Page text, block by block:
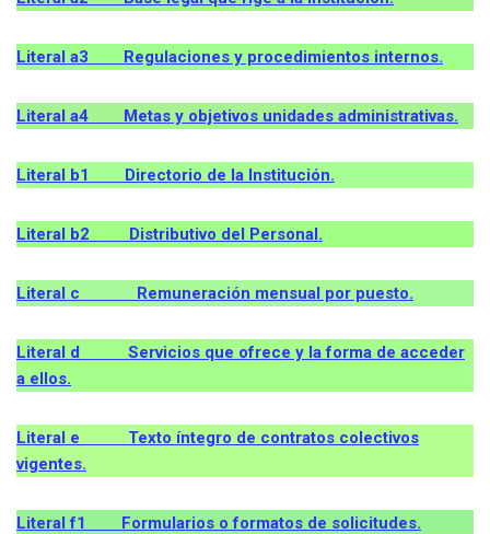
Literal a3 Regulaciones y procedimientos internos.
Literal a4 Metas y objetivos unidades administrativas.
Literal b1 Directorio de la Institución.
Literal b2 Distributivo del Personal.
Literal c Remuneración mensual por puesto.
Literal d Servicios que ofrece y la forma de acceder
a ellos.
Literal e Texto íntegro de contratos colectivos
vigentes.
Literal f1 Formularios o formatos de solicitudes.